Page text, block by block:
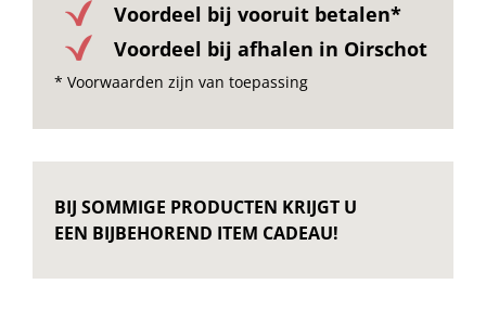
Voordeel bij vooruit betalen*
Voordeel bij afhalen in Oirschot
* Voorwaarden zijn van toepassing
BIJ SOMMIGE PRODUCTEN KRIJGT U
EEN BIJBEHOREND ITEM CADEAU!